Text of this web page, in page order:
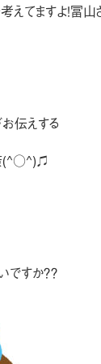
てますよ！冨山さ
伝えする
(^○^)♫
すか？？